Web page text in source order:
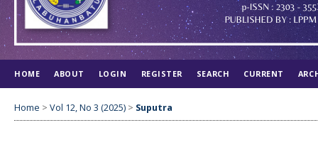
HOME ABOUT LOGIN REGISTER SEARCH CURRENT
Home > Vol 12, No 3 (2025) > Suputra